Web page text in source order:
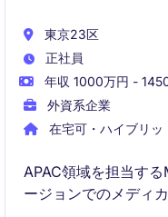
東京23区
正社員
年収 1000万円 -
外資系企業
在宅可・ハイブリッ
APAC領域を担当す
ージョンでのメディ